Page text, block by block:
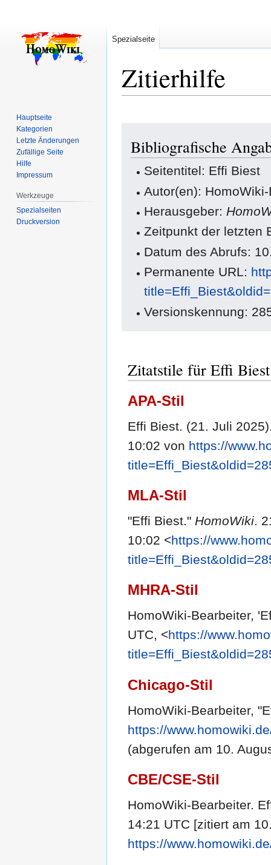
Zitierhilfe
Navigation
springen
Suche
springen
Bibliografische
Seitentitel: Effi Biest
Autor(en):
Herausgeber:
Zeitpunkt der letzten
Datum des Abrufs:
Permanente URL:
Versionskennung:
Zitatstile für Effi Biest
APA-Stil
Effi Biest. (21. Juli
10:02 von https://
MLA-Stil
"Effi Biest." HomoWiki.
10:02 <https://
MHRA-Stil
HomoWiki-Bearbeiter,
UTC, <https://
Chicago-Stil
HomoWiki-Bearbeiter,
https://
(abgerufen am 10.
CBE/CSE-Stil
HomoWiki-Bearbeiter.
14:21 UTC [zitiert am
https://
Spezialseite
Hauptseite
Kategorien
Letzte Änderungen
Zufällige Seite
Hilfe
Impressum
Werkzeuge
Spezialseiten
Druckversion